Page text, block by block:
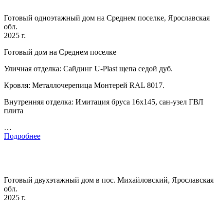
Готовый одноэтажный дом на Среднем поселке, Ярославская
обл.
2025 г.
Готовый дом на Среднем поселке
Уличная отделка: Сайдинг U-Plast щепа седой дуб.
Кровля: Металлочерепица Монтерей RAL 8017.
Внутренняя отделка: Имитация бруса 16х145, сан-узел ГВЛ
плита
…
Подробнее
Готовый двухэтажный дом в пос. Михайловский, Ярославская
обл.
2025 г.